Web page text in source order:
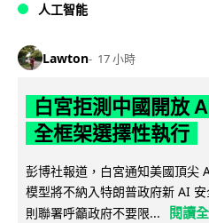
人工智能
Lawton 17 小時
白宮拒測中國開放
全框架選擇性執行
彭博社報道，白宮通知美國頂尖
模型將不納入特朗普政府新 AI
則聯署呼籲政府不要限...
閱讀